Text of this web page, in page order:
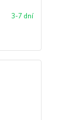
3-7 dní